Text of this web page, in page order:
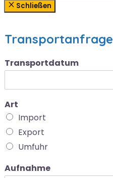
Schließen
Transportanfrage
Transportdatum
Art
Import
Export
Umfuhr
Aufnahme